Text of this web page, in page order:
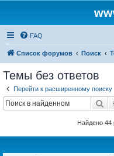
FAQ
Список форумов Поиск
Темы без ответов
Перейти к расширенному поиску
Найдено 44